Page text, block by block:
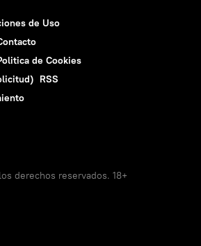
de Uso
de Cookies
RSS
derechos reservados. 18+